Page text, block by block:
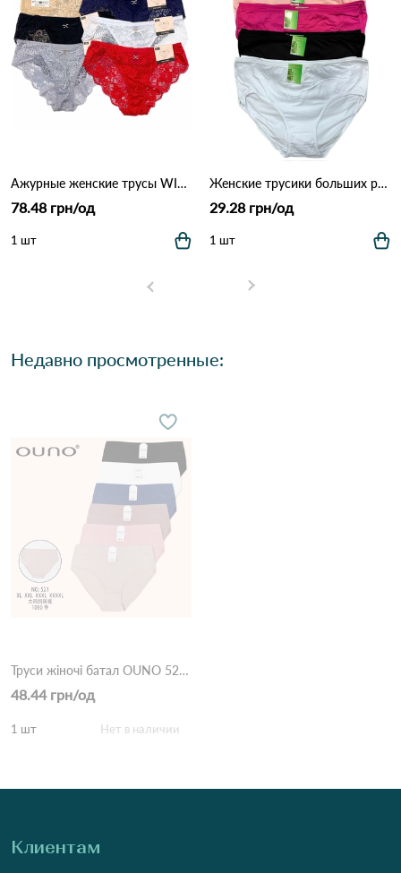
Ажурные женские трусы WILLAIRA 8022 5б Различные цвета
78.48 грн/од
1 шт
Женские трусики больших размеров MAD01 (4XL–7XL) 7F Различные цвета
29.28 грн/од
1 шт
Недавно просмотренные:
Труси жіночі батал OUNO 521 10с Різні кольори
48.44 грн/од
1 шт Нет в наличии
Клиентам